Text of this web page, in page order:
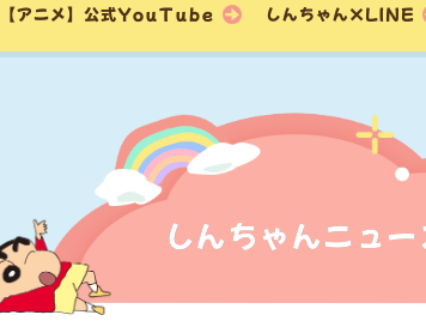
【アニメ】公式YouTube しんちゃん×LINE
しんちゃんニュー